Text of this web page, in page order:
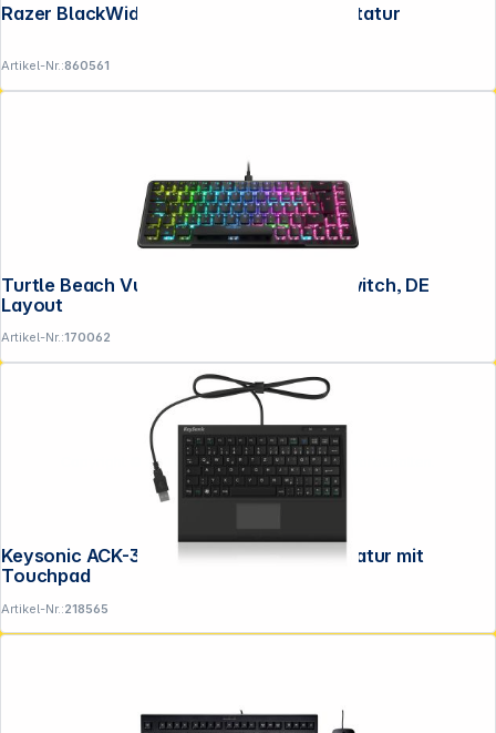
Razer BlackWidow V4 Green Switch Tastatur
Artikel-Nr.:860561
Turtle Beach Vulcan II Mini Black, Red Switch, DE
Layout
Artikel-Nr.:170062
Keysonic ACK-3410 (DE) Super-Mini Tastatur mit
Touchpad
Artikel-Nr.:218565
Copyright © 2001 - 2026 DGH - Alle Rechte vorbehalten.